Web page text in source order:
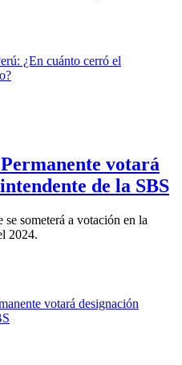
votará
de la SBS
someterá a votación en la
2024.